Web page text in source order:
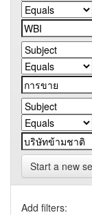
Start a new
Add filters: